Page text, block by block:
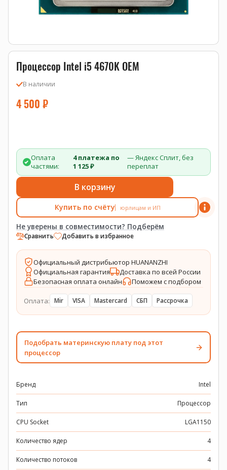
Процессор Intel i5 4670K OEM
В наличии
4 500 ₽
Оплата
частями:
4 платежа по
1 125 ₽
— Яндекс Сплит, без
переплат
В корзину
Купить по счёту юрлицам и ИП
Не уверены в совместимости? Подберём
Сравнить Добавить в избранное
Официальный дистрибьютор HUANANZHI
Официальная гарантия
Доставка по всей России
Безопасная оплата онлайн
Поможем с подбором
Оплата: Mir VISA Mastercard СБП Рассрочка
Подобрать материнскую плату под этот
процессор
Бренд Intel
Тип Процессор
CPU Socket LGA1150
Количество ядер 4
Количество потоков 4